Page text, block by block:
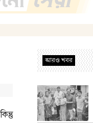
আরও খবর